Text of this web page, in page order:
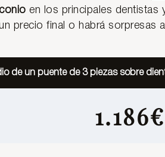
en los principales dentistas
precio final o habrá sorpresas
de un puente de 3 piezas sobre
1.186€